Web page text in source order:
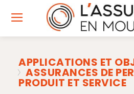
APPLICATIONS ET
ASSURANCES DE
PRODUIT ET SERVICE